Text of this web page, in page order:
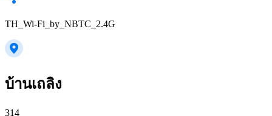
TH_Wi-Fi_by_NBTC_2.4G
บ้านเถลิง
314